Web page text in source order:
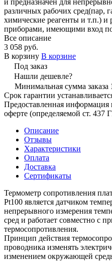
различных рабочих сред(пар,
химические реагенты и т.п.) и
приборами, имеющими вход
Все описание
3 058 руб.
В корзину В корзине
Под заказ
Нашли дешевле?
Минимальная сумма заказа
Срок гарантии
Предоставленная информация
оферте (определяемой ст. 437
Описание
Отзывы
Характеристики
Оплата
Доставка
Сертификаты
Термометр сопротивления
Pt100 является датчиком
непрерывного измерения
сред и работает совместно с
термосопротивления.
Принцип действия
проводника изменять
изменением окружающей